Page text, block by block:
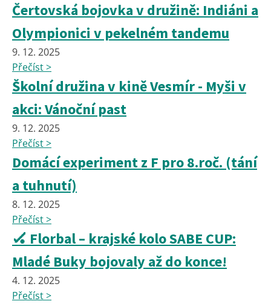
Čertovská bojovka v družině: Indiáni a
Olympionici v pekelném tandemu
9. 12. 2025
Přečíst >
Školní družina v kině Vesmír - Myši v
akci: Vánoční past
9. 12. 2025
Přečíst >
Domácí experiment z F pro 8.roč. (tání
a tuhnutí)
8. 12. 2025
Přečíst >
🏑 Florbal – krajské kolo SABE CUP:
Mladé Buky bojovaly až do konce!
4. 12. 2025
Přečíst >